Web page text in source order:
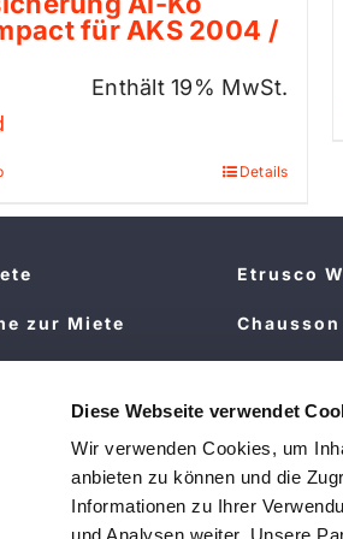
Diese Webseite verwendet
Wir verwenden Cookies, um
anbieten zu können und die
Informationen zu Ihrer
für AKS 2004 /
Enthält 19% MwSt.
Details
zur Miete
Etrusco